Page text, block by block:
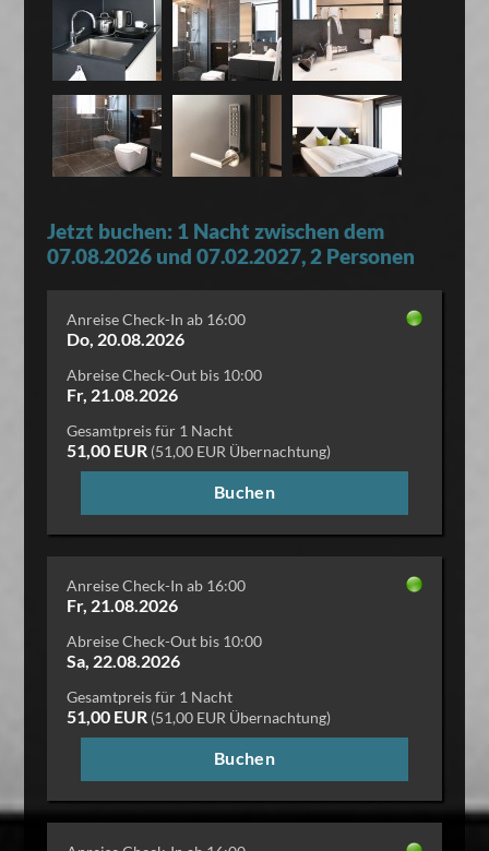
Jetzt buchen: 1 Nacht zwischen dem
07.08.2026 und 07.02.2027, 2 Personen
Anreise Check-In ab 16:00
Do, 20.08.2026
Abreise Check-Out bis 10:00
Fr, 21.08.2026
Gesamtpreis für 1 Nacht
51,00 EUR(51,00 EUR Übernachtung)
Buchen
Anreise Check-In ab 16:00
Fr, 21.08.2026
Abreise Check-Out bis 10:00
Sa, 22.08.2026
Gesamtpreis für 1 Nacht
51,00 EUR(51,00 EUR Übernachtung)
Buchen